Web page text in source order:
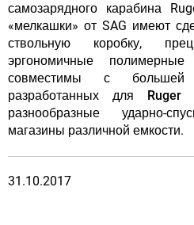
самозарядного карабина
«мелкашки» от SAG имеют
ствольную коробку,
эргономичные
совместимы с большей
разработанных для Ruger
разнообразные ударно-
магазины различной емкости.
31.10.2017